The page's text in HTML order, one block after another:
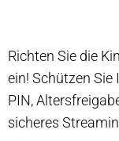
Richten Sie die
ein! Schützen Sie
PIN,
sicheres